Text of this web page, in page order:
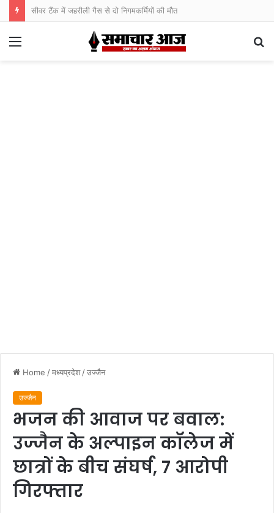
सीवर टैंक में जहरीली गैस से दो निगमकर्मियों की मौत
Menu
Home /मध्यप्रदेश /उज्जैन
उज्जैन
भजन की आवाज पर बवाल:
उज्जैन के अल्पाइन कॉलेज में
छात्रों के बीच संघर्ष, 7 आरोपी
गिरफ्तार